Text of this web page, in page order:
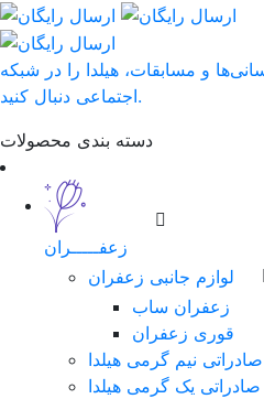
و مسابقات، هیلدا را در شبکه
اجتماعی دنبال کنید.
دسته بندی محصولات
زعفـــــران
لوازم جانبی زعفران
زعفران ساب
قوری زعفران
نیم گرمی هیلدا
یک گرمی هیلدا